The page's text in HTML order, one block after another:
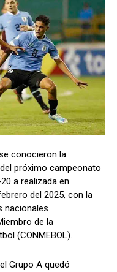
conocieron la
próximo campeonato
a realizada en
del 2025, con la
nacionales
de la
(CONMEBOL).
Grupo A quedó